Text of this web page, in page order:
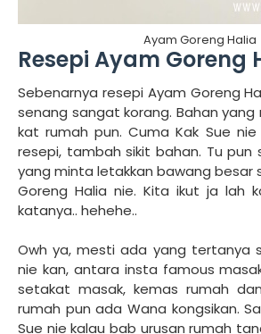
Ayam Goreng Halia
Resepi Ayam Goreng
Sebenarnya resepi Ayam Goreng
senang sangat korang. Bahan
kat rumah pun. Cuma Kak Sue
resepi, tambah sikit bahan. Tu pun
yang minta letakkan bawang besar
Goreng Halia nie. Kita ikut ja lah
katanya.. hehehe..
Owh ya, mesti ada yang tertanya
nie kan, antara insta famous
setakat masak, kemas rumah
rumah pun ada Wana kongsikan.
Sue nie kalau bab urusan rumah